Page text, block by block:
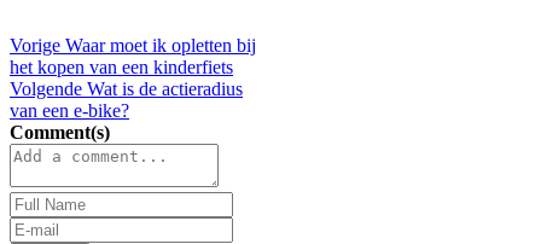
Vorige Waar moet ik opletten bij
het kopen van een kinderfiets
Volgende Wat is de actieradius
van een e-bike?
Comment(s)